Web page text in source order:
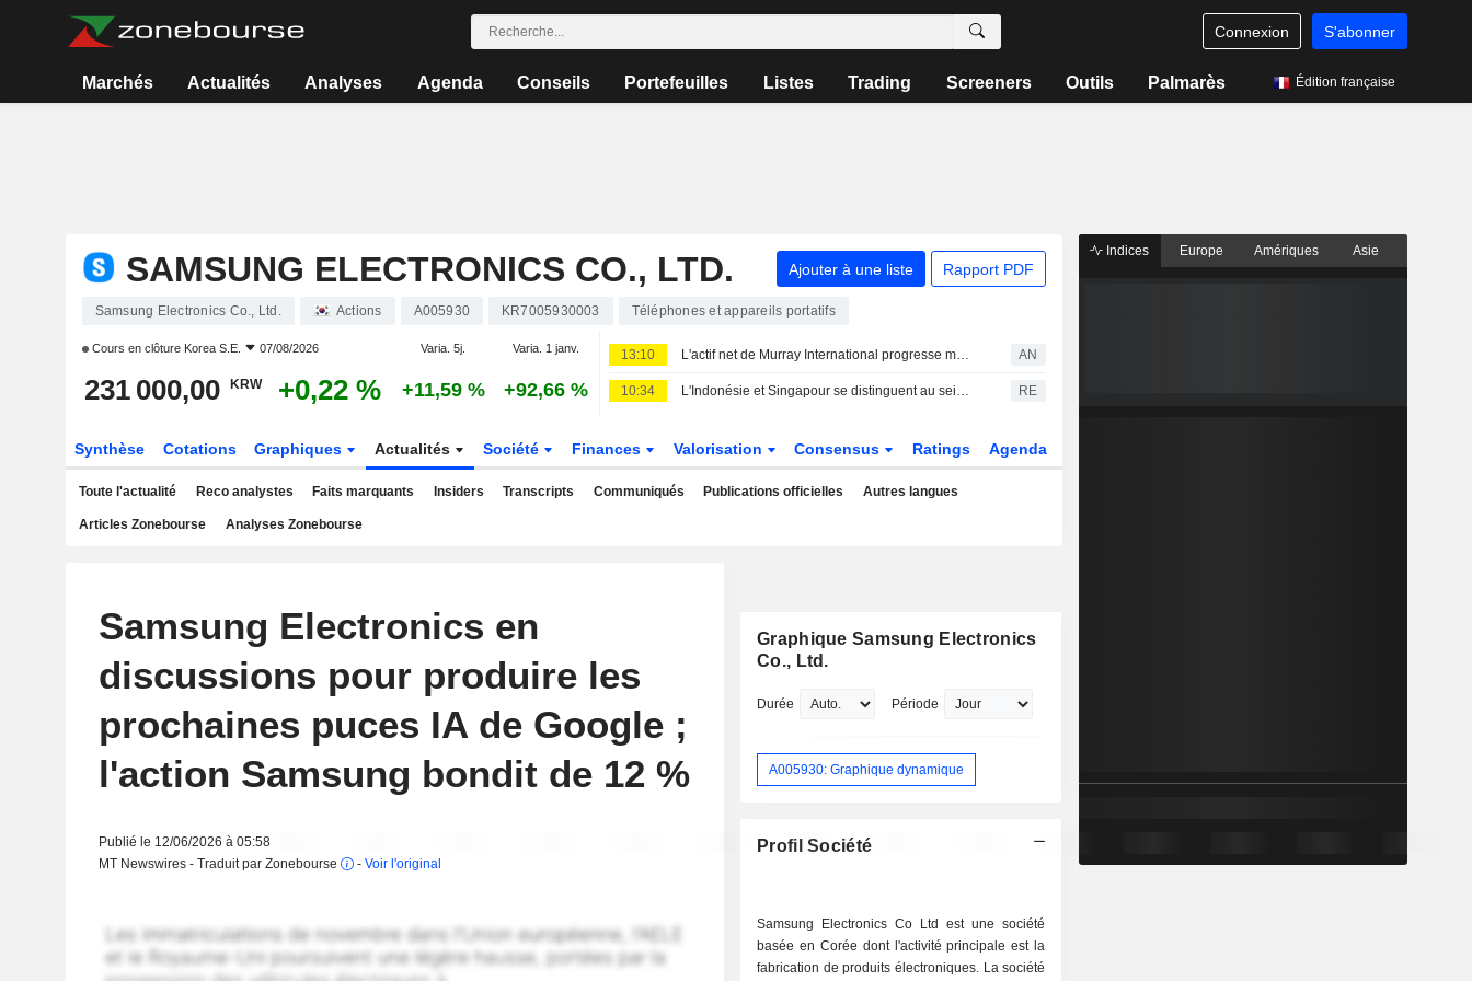
Connexion S'abonner
Marchés Actualités Analyses Agenda Conseils Portefeuilles Listes Trading Screeners Outils Palmarès Édition française
SAMSUNG ELECTRONICS CO., LTD. Ajouter à une liste Rapport PDF
Samsung Electronics Co., Ltd. Actions A005930 KR7005930003 Téléphones et appareils portatifs
Cours en clôture Korea S.E. 07/08/2026 Varia. 5j. Varia. 1 janv.
231 000,00 KRW +0,22 % +11,59 % +92,66 %
13:10 L'actif net de Murray International progresse mais la performance reste en deçà de l'indice de référence AN
10:34 L'Indonésie et Singapour se distinguent au sein de marchés asiatiques affaiblis cette semaine RE
Synthèse Cotations Graphiques Actualités Société Finances Valorisation Consensus Ratings Agenda
Toute l'actualité Reco analystes Faits marquants Insiders Transcripts Communiqués Publications officielles Autres langues
Articles Zonebourse Analyses Zonebourse
Samsung Electronics en
discussions pour produire les
prochaines puces IA de Google ;
l'action Samsung bondit de 12 %
Publié le 12/06/2026 à 05:58
MT Newswires - Traduit par Zonebourse
- Voir l'original
Graphique Samsung Electronics
Co., Ltd.
Durée Période
A005930: Graphique dynamique
Profil Société
Samsung Electronics Co Ltd est une société
basée en Corée dont l'activité principale est la
fabrication de produits électroniques. La société
Indices Europe Amériques Asie